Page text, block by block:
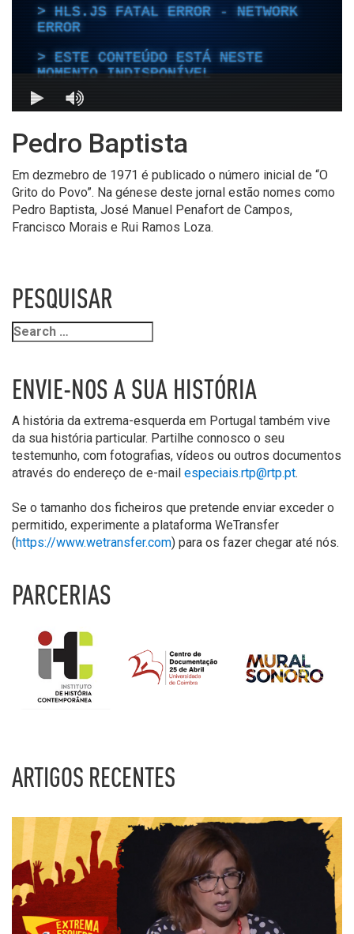
Pedro Baptista
Em dezmebro de 1971 é publicado o número inicial de “O
Grito do Povo”. Na génese deste jornal estão nomes como
Pedro Baptista, José Manuel Penafort de Campos,
Francisco Morais e Rui Ramos Loza.
PESQUISAR
ENVIE-NOS A SUA HISTÓRIA
A história da extrema-esquerda em Portugal também vive
da sua história particular. Partilhe connosco o seu
testemunho, com fotografias, vídeos ou outros documentos
através do endereço de e-mail especiais.rtp@rtp.pt.
Se o tamanho dos ficheiros que pretende enviar exceder o
permitido, experimente a plataforma WeTransfer
(https://www.wetransfer.com) para os fazer chegar até nós.
PARCERIAS
ARTIGOS RECENTES